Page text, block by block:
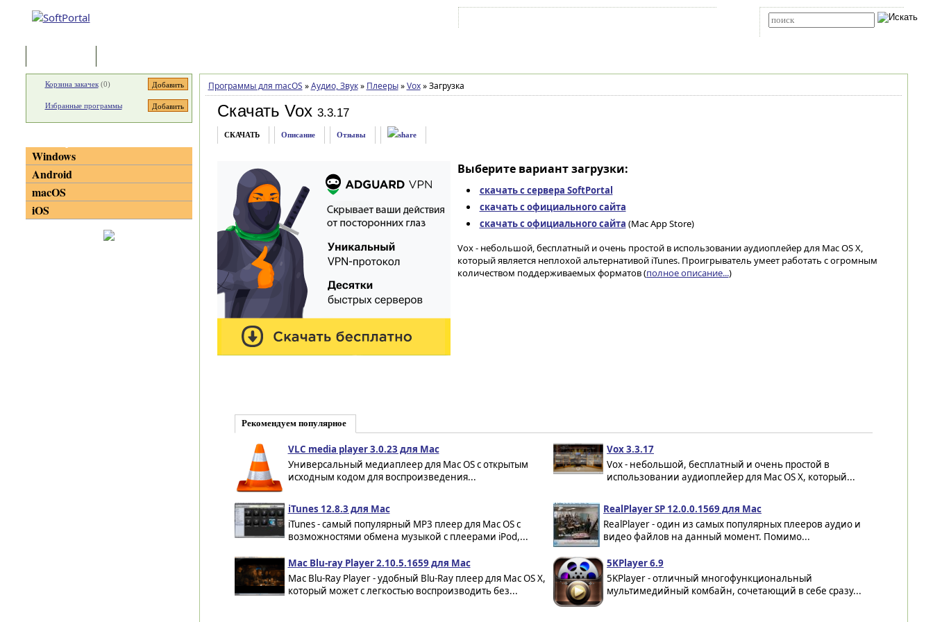
Программы для macOS » Аудио, Звук » Плееры » Vox »Загрузка
Скачать Vox 3.3.17
СКАЧАТЬ Описание Отзывы
Выберите вариант загрузки:
скачать с сервера SoftPortal
скачать с официального сайта
скачать с официального сайта (Mac App Store)
Vox - небольшой, бесплатный и очень простой в использовании аудиоплейер для Mac OS X,
который является неплохой альтернативой iTunes. Проигрыватель умеет работать с огромным
количеством поддерживаемых форматов (полное описание...)
Рекомендуем популярное
VLC media player 3.0.23 для Mac
Универсальный медиаплеер для Mac OS с открытым
исходным кодом для воспроизведения...
Vox 3.3.17
Vox - небольшой, бесплатный и очень простой в
использовании аудиоплейер для Mac OS X, который...
iTunes 12.8.3 для Mac
iTunes - самый популярный MP3 плеер для Mac OS с
возможностями обмена музыкой с плеерами iPod,...
RealPlayer SP 12.0.0.1569 для Mac
RealPlayer - один из самых популярных плееров аудио и
видео файлов на данный момент. Помимо...
Mac Blu-ray Player 2.10.5.1659 для Mac
Mac Blu-Ray Player - удобный Blu-Ray плеер для Mac OS X,
который может с легкостью воспроизводить без...
5KPlayer 6.9
5KPlayer - отличный многофункциональный
мультимедийный комбайн, сочетающий в себе сразу...
Корзина закачек(0)
Избранные программы
Windows
Android
macOS
iOS